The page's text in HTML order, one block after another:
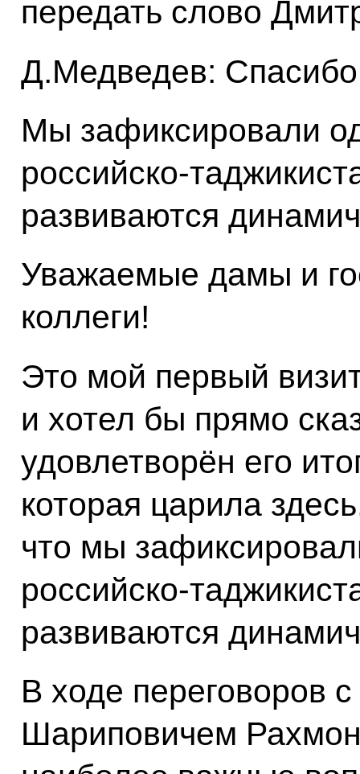
передать слово
Д.Медведев:
Мы зафиксировали
российско-
развиваются
Уважаемые дамы и
коллеги!
Это мой первый
и хотел бы прямо
удовлетворён его
которая царила
что мы
российско-
развиваются
В ходе переговоров
Шариповичем